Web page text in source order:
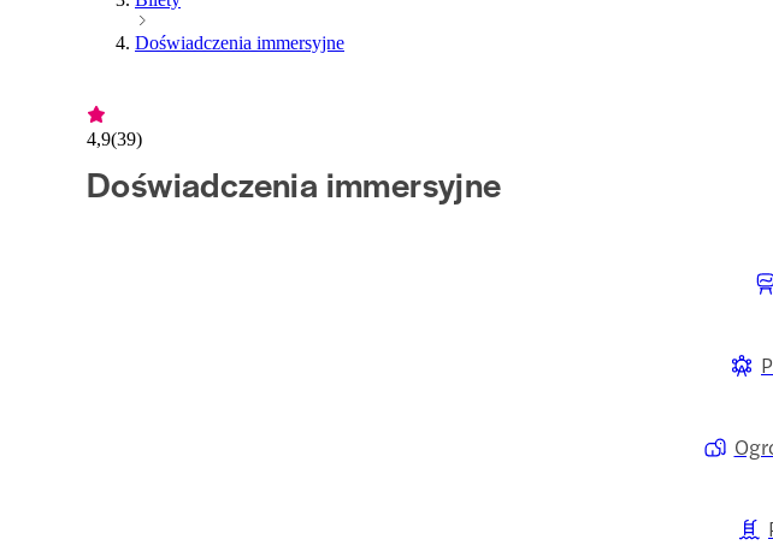
Doświadczenia immersyjne
4,9(39)
Doświadczenia immersyjne